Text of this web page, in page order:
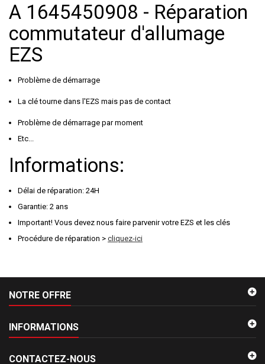
A 1645450908 - Réparation
commutateur d'allumage
EZS
Problème de démarrage
La clé tourne dans l'EZS mais pas de contact
Problème de démarrage par moment
Etc...
Informations:
Délai de réparation: 24H
Garantie: 2 ans
Important! Vous devez nous faire parvenir votre EZS et les clés
Procédure de réparation > cliquez-ici
NOTRE OFFRE
INFORMATIONS
CONTACTEZ-NOUS